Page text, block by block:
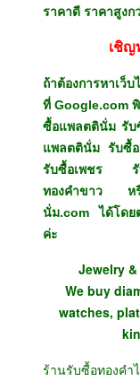
ราคาดี ราคาสูง
เชิญ
ถ้าต้องการหาเว็
ที่ Google.com
ซื้อแพลตตินั่ม รั
แพลตตินั่ม รับซื้อ
รับซื้อเพชรรับซื้
ทองคำขาว ห
นั่ม.comได้โดยต
ค่ะ
Jewelry
We buy
watches,
ร้านรับซื้อทองค